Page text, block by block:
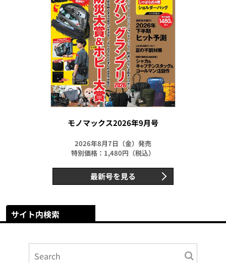
モノマックス2026年9月号
2026年8月7日（金）発売
特別価格：1,480円（税込）
最新号を見る
サイト内検索